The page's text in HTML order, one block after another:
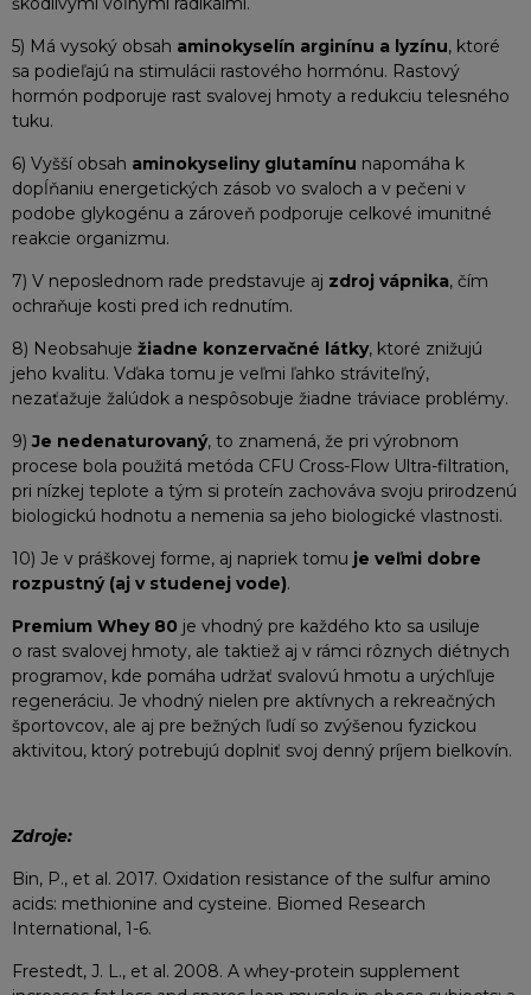
5) Má vysoký obsah aminokyselín arginínu a lyzínu, ktoré
sa podieľajú na stimulácii rastového hormónu. Rastový
hormón podporuje rast svalovej hmoty a redukciu telesného
tuku.
6) Vyšší obsah aminokyseliny glutamínu napomáha k
dopĺňaniu energetických zásob vo svaloch a v pečeni v
podobe glykogénu a zároveň podporuje celkové imunitné
reakcie organizmu.
7) V neposlednom rade predstavuje aj zdroj vápnika, čím
ochraňuje kosti pred ich rednutím.
8) Neobsahuje žiadne konzervačné látky, ktoré znižujú
jeho kvalitu. Vďaka tomu je veľmi ľahko stráviteľný,
nezaťažuje žalúdok a nespôsobuje žiadne tráviace problémy.
9)Je nedenaturovaný, to znamená, že pri výrobnom
procese bola použitá metóda CFU Cross-Flow Ultra-filtration,
pri nízkej teplote a tým si proteín zachováva svoju prirodzenú
biologickú hodnotu a nemenia sa jeho biologické vlastnosti.
10) Je v práškovej forme, aj napriek tomu je veľmi dobre
rozpustný (aj v studenej vode).
Premium Whey 80 je vhodný pre každého kto sa usiluje
o rast svalovej hmoty, ale taktiež aj v rámci rôznych diétnych
programov, kde pomáha udržať svalovú hmotu a urýchľuje
regeneráciu. Je vhodný nielen pre aktívnych a rekreačných
športovcov, ale aj pre bežných ľudí so zvýšenou fyzickou
aktivitou, ktorý potrebujú doplniť svoj denný príjem bielkovín.
Zdroje:
Bin, P., et al. 2017. Oxidation resistance of the sulfur amino
acids: methionine and cysteine. Biomed Research
International, 1-6.
Frestedt, J. L., et al. 2008. A whey-protein supplement